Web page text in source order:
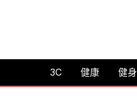
3C 健康 健身